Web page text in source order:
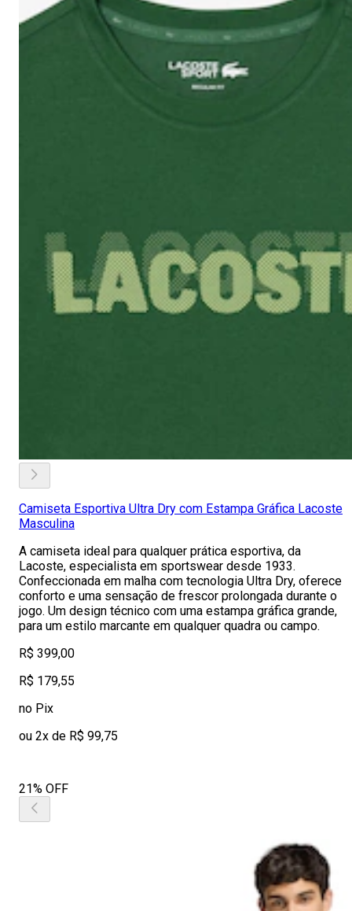
Camiseta Esportiva Ultra Dry com Estampa Gráfica Lacoste
Masculina
A camiseta ideal para qualquer prática esportiva, da
Lacoste, especialista em sportswear desde 1933.
Confeccionada em malha com tecnologia Ultra Dry, oferece
conforto e uma sensação de frescor prolongada durante o
jogo. Um design técnico com uma estampa gráfica grande,
para um estilo marcante em qualquer quadra ou campo.
R$ 399,00
R$ 179,55
no Pix
ou 2x de R$ 99,75
21% OFF